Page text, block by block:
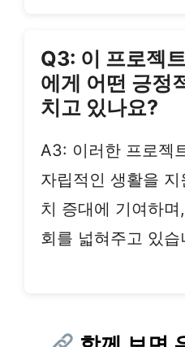
Q3: 이 프로젝
에게 어떤 긍정
치고 있나요?
A3: 이러한 프로젝
자립적인 생활을
치 증대에 기여하
회를 넓혀주고 있습